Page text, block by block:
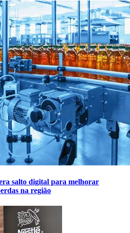
salto digital para melhorar
na região